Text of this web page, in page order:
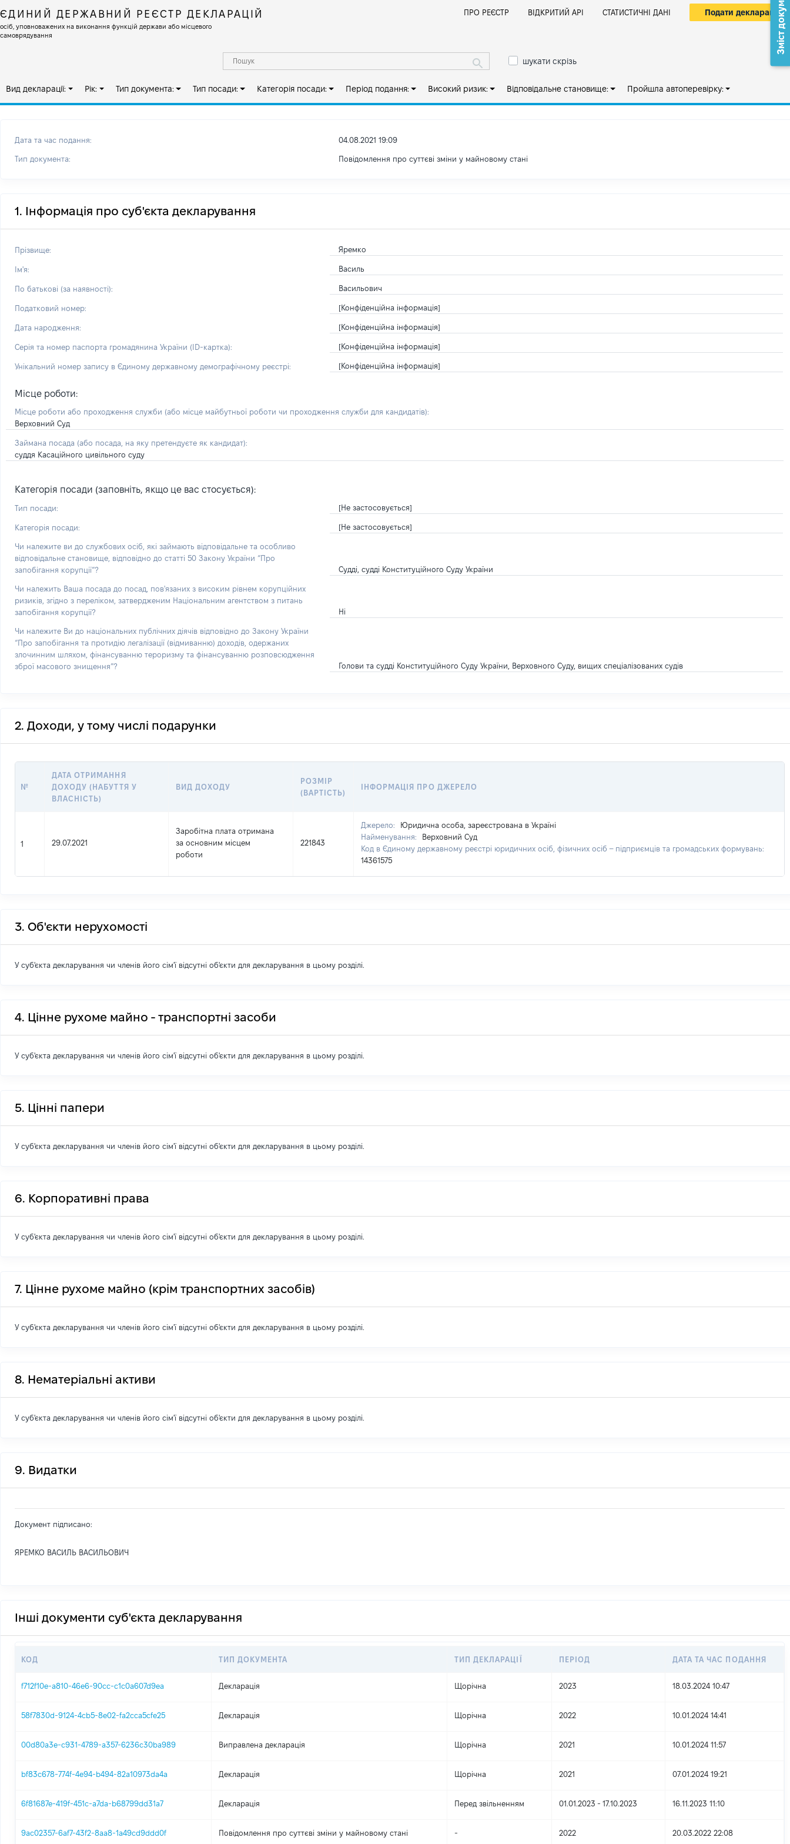
ЄДИНИЙ ДЕРЖАВНИЙ РЕЄСТР ДЕКЛАРАЦІЙ
осіб, уповноважених на виконання функцій держави або місцевого
самоврядування
ПРО РЕЄСТР ВІДКРИТИЙ АРІ СТАТИСТИЧНІ ДАНІ Подати декларацію
шукати скрізь
Вид декларації: Рік: Тип документа: Тип посади: Категорія посади: Період подання: Високий ризик: Відповідальне становище: Пройшла автоперевірку:
Дата та час подання: 04.08.2021 19:09
Тип документа: Повідомлення про суттєві зміни y майновому стані
1. Інформація про суб'єкта декларування
Прізвище: Яремко
Ім'я: Василь
По батькові (за наявності): Васильович
Податковий номер: [Конфіденційна інформація]
Дата народження: [Конфіденційна інформація]
Серія та номер паспорта громадянина України (ID-картка): [Конфіденційна інформація]
Унікальний номер запису в Єдиному державному демографічному реєстрі: [Конфіденційна інформація]
Місце роботи:
Місце роботи або проходження служби (або місце майбутньої роботи чи проходження служби для кандидатів):
Верховний Суд
Займана посада (або посада, на яку претендуєте як кандидат):
суддя Касаційного цивільного суду
Категорія посади (заповніть, якщо це вас стосується):
Тип посади: [Не застосовується]
Категорія посади: [Не застосовується]
Чи належите ви до службових осіб, які займають відповідальне та особливо
відповідальне становище, відповідно до статті 50 Закону України “Про
запобігання корупції”?
Судді, судді Конституційного Суду України
Чи належить Ваша посада до посад, пов'язаних з високим рівнем корупційних
ризиків, згідно з переліком, затвердженим Національним агентством з питань
запобігання корупції?
Ні
Чи належите Ви до національних публічних діячів відповідно до Закону України
“Про запобігання та протидію легалізації (відмиванню) доходів, одержаних
злочинним шляхом, фінансуванню тероризму та фінансуванню розповсюдження
зброї масового знищення”?
Голови та судді Конституційного Суду України, Верховного Суду, вищих спеціалізованих судів
2. Доходи, у тому числі подарунки
№
ДАТА ОТРИМАННЯ
ДОХОДУ (НАБУТТЯ У
ВЛАСНІСТЬ)
ВИД ДОХОДУ
РОЗМІР
(ВАРТІСТЬ)
ІНФОРМАЦІЯ ПРО ДЖЕРЕЛО
1 29.07.2021
Заробітна плата отримана
за основним місцем
роботи
221843
Джерело:
Юридична особа, зареєстрована в Україні
Найменування:
Верховний Суд
Код в Єдиному державному реєстрі юридичних осіб, фізичних осіб – підприємців та громадських формувань:
14361575
3. Об'єкти нерухомості
У суб'єкта декларування чи членів його сім'ї відсутні об'єкти для декларування в цьому розділі.
4. Цінне рухоме майно - транспортні засоби
У суб'єкта декларування чи членів його сім'ї відсутні об'єкти для декларування в цьому розділі.
5. Цінні папери
У суб'єкта декларування чи членів його сім'ї відсутні об'єкти для декларування в цьому розділі.
6. Корпоративні права
У суб'єкта декларування чи членів його сім'ї відсутні об'єкти для декларування в цьому розділі.
7. Цінне рухоме майно (крім транспортних засобів)
У суб'єкта декларування чи членів його сім'ї відсутні об'єкти для декларування в цьому розділі.
8. Нематеріальні активи
У суб'єкта декларування чи членів його сім'ї відсутні об'єкти для декларування в цьому розділі.
9. Видатки
Документ підписано:
ЯРЕМКО ВАСИЛЬ ВАСИЛЬОВИЧ
Зміст документа
Інші документи суб'єкта декларування
КОД ТИП ДОКУМЕНТА ТИП ДЕКЛАРАЦІЇ ПЕРІОД ДАТА ТА ЧАС ПОДАННЯ
f712f10e-a810-46e6-90cc-c1c0a607d9ea Декларація Щорічна 2023 18.03.2024 10:47
58f7830d-9124-4cb5-8e02-fa2cca5cfe25 Декларація Щорічна 2022 10.01.2024 14:41
00d80a3e-c931-4789-a357-6236c30ba989 Виправлена декларація Щорічна 2021 10.01.2024 11:57
bf83c678-774f-4e94-b494-82a10973da4a Декларація Щорічна 2021 07.01.2024 19:21
6f81687e-419f-451c-a7da-b68799dd31a7 Декларація Перед звільненням 01.01.2023 - 17.10.2023 16.11.2023 11:10
9ac02357-6af7-43f2-8aa8-1a49cd9ddd0f Повідомлення про суттєві зміни y майновому стані - 2022 20.03.2022 22:08